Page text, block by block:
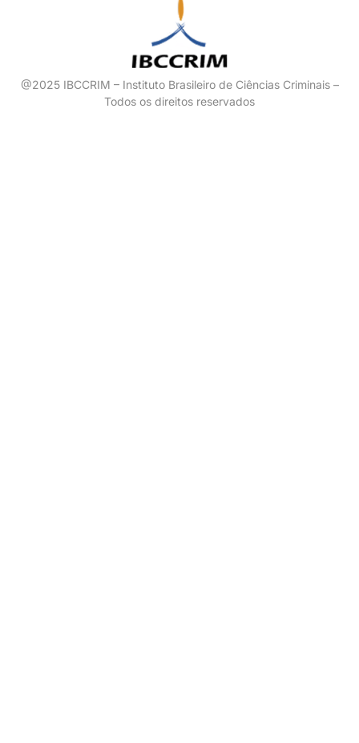
@2025 IBCCRIM – Instituto Brasileiro de Ciências Criminais –
Todos os direitos reservados